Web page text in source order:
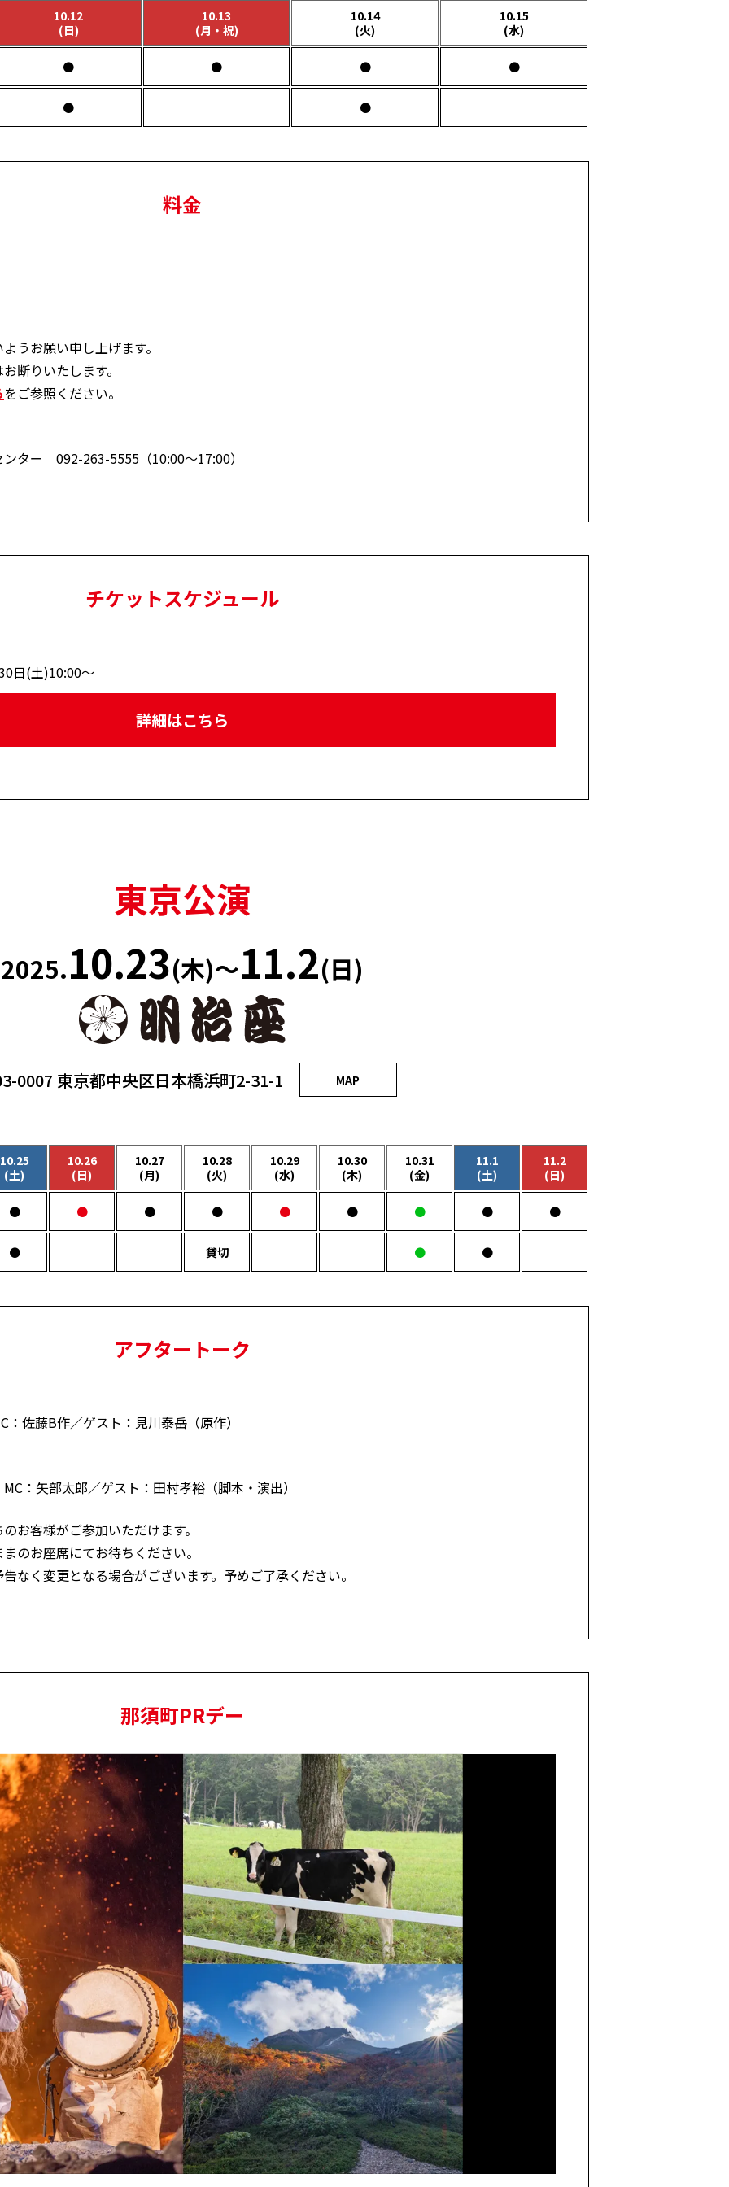
10.12
(日)
10.13
(月・祝)
10.14
(火)
10.15
(水)
● ● ● ●
● ●
料金
うお願い申し上げます。
断りいたします。
をご参照ください。
ター 092-263-5555（10:00～17:00）
チケットスケジュール
日(土)10:00～
詳細はこちら
東京公演
2025.10.23(木)～11.2(日)
0007 東京都中央区日本橋浜町2-31-1 MAP
10.25
(土)
10.26
(日)
10.27
(月)
10.28
(火)
10.29
(水)
10.30
(木)
10.31
(金)
11.1
(土)
11.2
(日)
● ● ● ● ● ● ● ● ●
● 貸切 ● ●
アフタートーク
佐藤B作／ゲスト：見川泰岳（原作）
：矢部太郎／ゲスト：田村孝裕（脚本・演出）
お客様がご参加いただけます。
のお座席にてお待ちください。
なく変更となる場合がございます。予めご了承ください。
那須町PRデー